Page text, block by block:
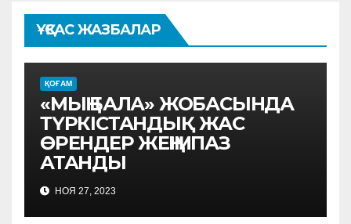
ҰҚСАС ЖАЗБАЛАР
ҚОҒАМ
«МЫҢ БАЛА» ЖОБАСЫНДА
ТҮРКІСТАНДЫҚ ЖАС
ӨРЕНДЕР ЖЕҢІМПАЗ
АТАНДЫ
НОЯ 27, 2023